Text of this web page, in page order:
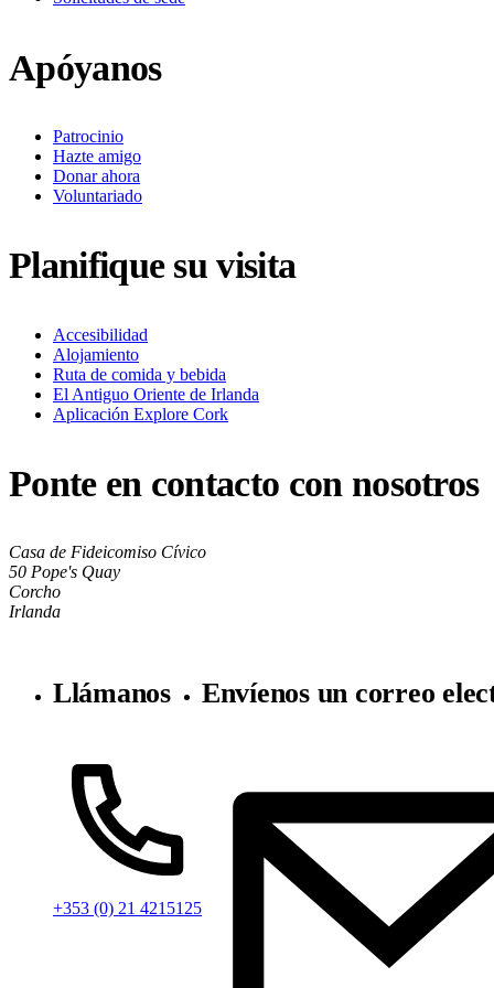
Apóyanos
Patrocinio
Hazte amigo
Donar ahora
Voluntariado
Planifique su visita
Accesibilidad
Alojamiento
Ruta de comida y bebida
El Antiguo Oriente de Irlanda
Aplicación Explore Cork
Ponte en contacto con nosotros
Casa de Fideicomiso Cívico
50 Pope's Quay
Corcho
Irlanda
Llámanos
+353 (0) 21 4215125
Envíenos un correo